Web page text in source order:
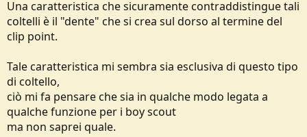
Una caratteristica che sicuramente contraddistingue tali
coltelli è il "dente" che si crea sul dorso al termine del
clip point.
Tale caratteristica mi sembra sia esclusiva di questo tipo
di coltello,
ciò mi fa pensare che sia in qualche modo legata a
qualche funzione per i boy scout
ma non saprei quale.